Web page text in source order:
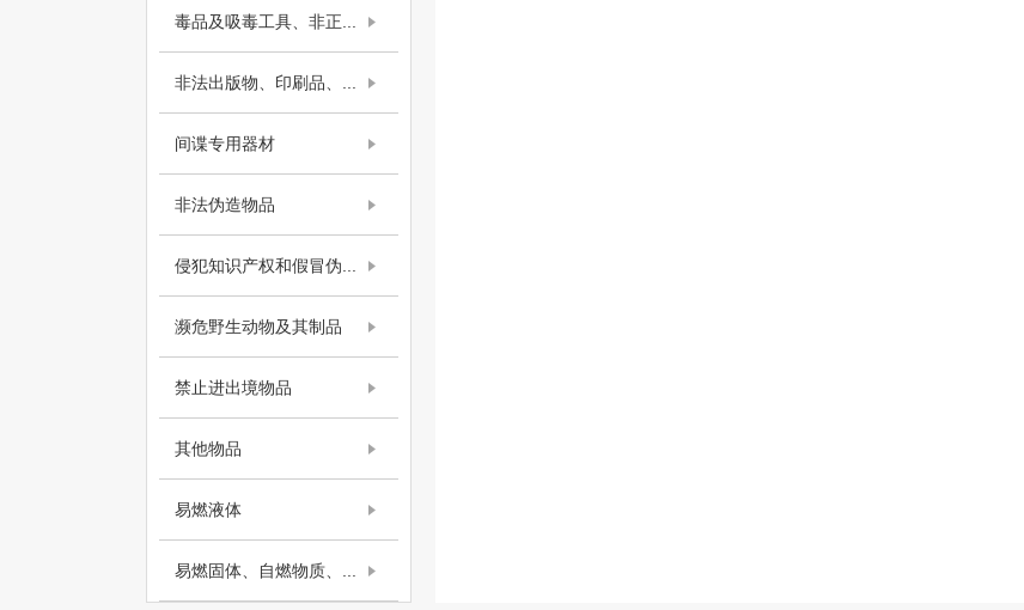
毒品及吸毒工具、非正...
非法出版物、印刷品、...
间谍专用器材
非法伪造物品
侵犯知识产权和假冒伪...
濒危野生动物及其制品
禁止进出境物品
其他物品
易燃液体
易燃固体、自燃物质、...